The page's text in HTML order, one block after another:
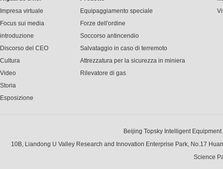
Impresa virtuale
Focus sui media
introduzione
Discorso del CEO
Cultura
Video
Storia
Esposizione
Equipaggiamento speciale
Forze dell'ordine
Soccorso antincendio
Salvataggio in caso di terremoto
Attrezzatura per la sicurezza in miniera
Rilevatore di gas
Beijing Topsky Intelligent
10B, Liandong U Valley Research and Innovation Enterprise Park, No.17
Science